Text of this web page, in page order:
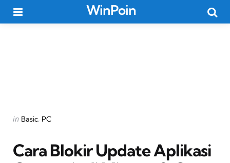
WinPoin
Categories
Posted
in Basic PC
Cara Blokir Update Aplikasi